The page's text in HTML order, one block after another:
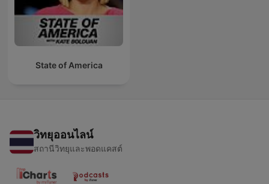
State of America
วิทยุออนไลน์
สถานีวิทยุและพอดแคสต์